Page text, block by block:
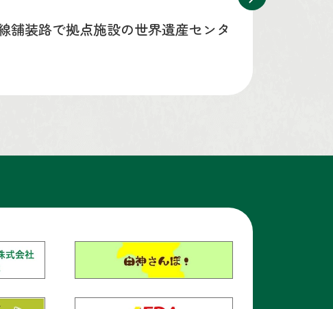
舗装路で拠点施設の世界遺産センタ